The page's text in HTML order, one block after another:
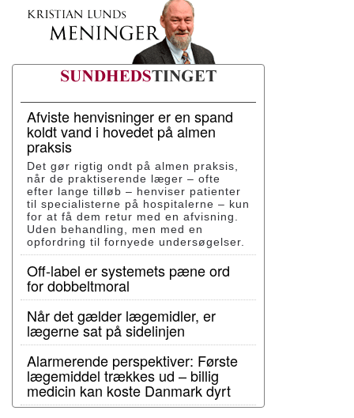
Afviste henvisninger er en spand
koldt vand i hovedet på almen
praksis
Det gør rigtig ondt på almen praksis,
når de praktiserende læger – ofte
efter lange tilløb – henviser patienter
til specialisterne på hospitalerne – kun
for at få dem retur med en afvisning.
Uden behandling, men med en
opfordring til fornyede undersøgelser.
Off-label er systemets pæne ord
for dobbeltmoral
Når det gælder lægemidler, er
lægerne sat på sidelinjen
Alarmerende perspektiver: Første
lægemiddel trækkes ud – billig
medicin kan koste Danmark dyrt